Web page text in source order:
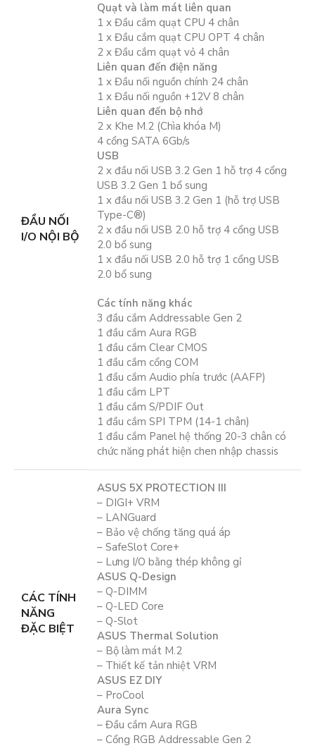
ĐẦU NỐI
I/O NỘI BỘ
Quạt và làm mát liên quan
1 x Đầu cắm quạt CPU 4 chân
1 x Đầu cắm quạt CPU OPT 4 chân
2 x Đầu cắm quạt vỏ 4 chân
Liên quan đến điện năng
1 x Đầu nối nguồn chính 24 chân
1 x Đầu nối nguồn +12V 8 chân
Liên quan đến bộ nhớ
2 x Khe M.2 (Chìa khóa M)
4 cổng SATA 6Gb/s
USB
2 x đầu nối USB 3.2 Gen 1 hỗ trợ 4 cổng
USB 3.2 Gen 1 bổ sung
1 x đầu nối USB 3.2 Gen 1 (hỗ trợ USB
Type-C®)
2 x đầu nối USB 2.0 hỗ trợ 4 cổng USB
2.0 bổ sung
1 x đầu nối USB 2.0 hỗ trợ 1 cổng USB
2.0 bổ sung
Các tính năng khác
3 đầu cắm Addressable Gen 2
1 đầu cắm Aura RGB
1 đầu cắm Clear CMOS
1 đầu cắm cổng COM
1 đầu cắm Audio phía trước (AAFP)
1 đầu cắm LPT
1 đầu cắm S/PDIF Out
1 đầu cắm SPI TPM (14-1 chân)
1 đầu cắm Panel hệ thống 20-3 chân có
chức năng phát hiện chen nhập chassis
CÁC TÍNH
NĂNG
ĐẶC BIỆT
ASUS 5X PROTECTION III
– DIGI+ VRM
– LANGuard
– Bảo vệ chống tăng quá áp
– SafeSlot Core+
– Lưng I/O bằng thép không gỉ
ASUS Q-Design
– Q-DIMM
– Q-LED Core
– Q-Slot
ASUS Thermal Solution
– Bộ làm mát M.2
– Thiết kế tản nhiệt VRM
ASUS EZ DIY
– ProCool
Aura Sync
– Đầu cắm Aura RGB
– Cổng RGB Addressable Gen 2